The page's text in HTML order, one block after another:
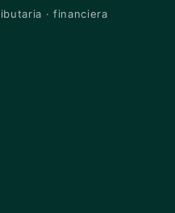
· financiera